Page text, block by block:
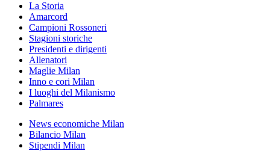
La Storia
Amarcord
Campioni Rossoneri
Stagioni storiche
Presidenti e dirigenti
Allenatori
Maglie Milan
Inno e cori Milan
I luoghi del Milanismo
Palmares
News economiche Milan
Bilancio Milan
Stipendi Milan